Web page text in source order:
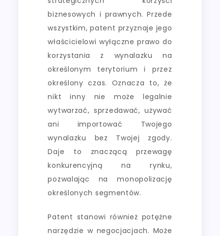
biznesowych i prawnych. Przede
wszystkim, patent przyznaje jego
właścicielowi wyłączne prawo do
korzystania z wynalazku na
określonym terytorium i przez
określony czas. Oznacza to, że
nikt inny nie może legalnie
wytwarzać, sprzedawać, używać
ani importować Twojego
wynalazku bez Twojej zgody.
Daje to znaczącą przewagę
konkurencyjną na rynku,
pozwalając na monopolizację
określonych segmentów.
Patent stanowi również potężne
narzędzie w negocjacjach. Może